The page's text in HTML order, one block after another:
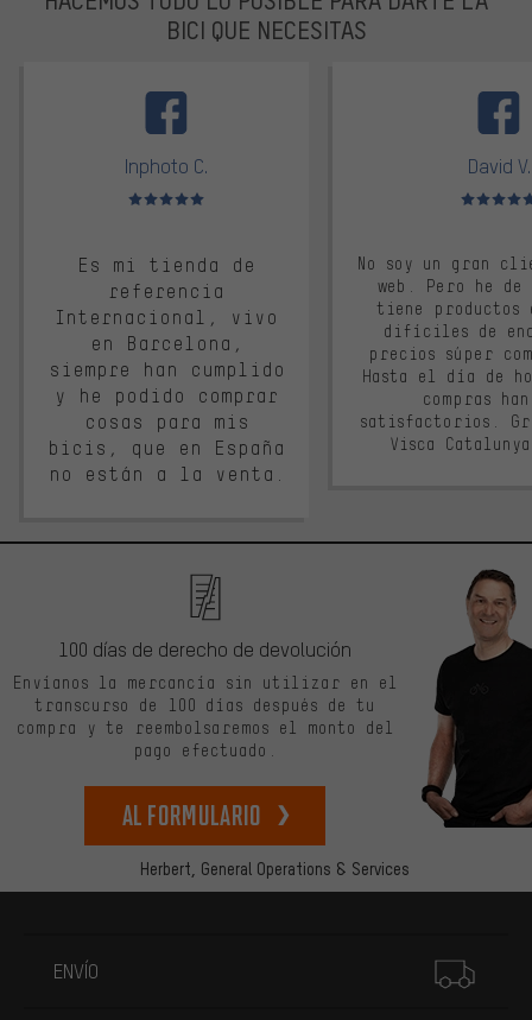
BICI QUE NECESITAS
Inphoto C.
Valoración media: 5 de 5
Es mi tienda de
referencia
Internacional, vivo
en Barcelona,
siempre han cumplido
y he podido comprar
cosas para mis
bicis, que en España
no están a la venta.
David V.
Valoración
No soy un gran
web. Pero he
tiene productos
difíciles de
precios súper
Hasta el día de
compras
satisfactorios.
Visca
Herbert, General Operations & Services
100 días de derecho de devolución
Envíanos la mercancía sin utilizar en el
transcurso de 100 días después de tu
compra y te reembolsaremos el monto del
pago efectuado.
Al formulario
ENVÍO